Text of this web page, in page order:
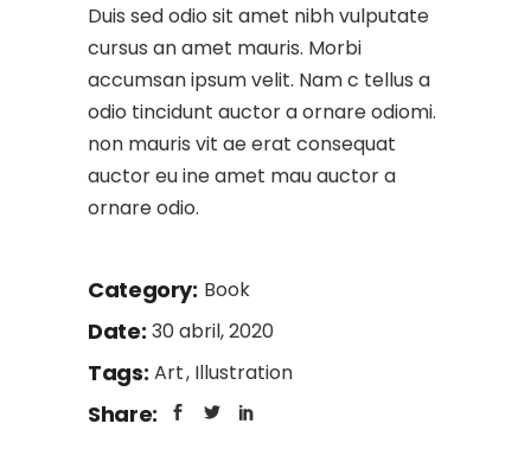
Duis sed odio sit amet nibh vulputate
cursus an amet mauris. Morbi
accumsan ipsum velit. Nam c tellus a
odio tincidunt auctor a ornare odiomi.
non mauris vit ae erat consequat
auctor eu ine amet mau auctor a
ornare odio.
Category: Book
Date: 30 abril, 2020
Tags: Art Illustration
Share: